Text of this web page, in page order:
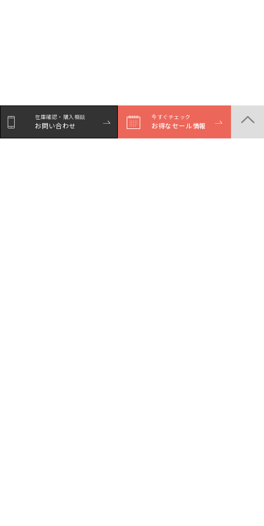
在庫確認・購入相談
お問い合わせ
今すぐチェック
お得なセール情報